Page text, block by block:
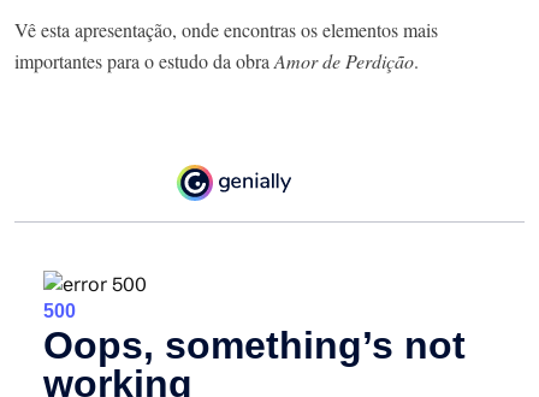
Vê esta apresentação, onde encontras os elementos mais
importantes para o estudo da obra Amor de Perdição.